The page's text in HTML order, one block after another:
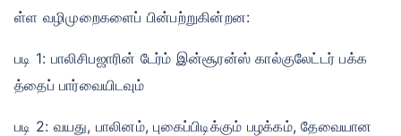
ள்ள வழிமுறைகளைப் பின்பற்றுகின்றன:
படி 1: பாலிசிபஜாரின் டேர்ம் இன்சூரன்ஸ் கால்குலேட்டர் பக்க
த்தைப் பார்வையிடவும்
படி 2: வயது, பாலினம், புகைப்பிடிக்கும் பழக்கம், தேவையான